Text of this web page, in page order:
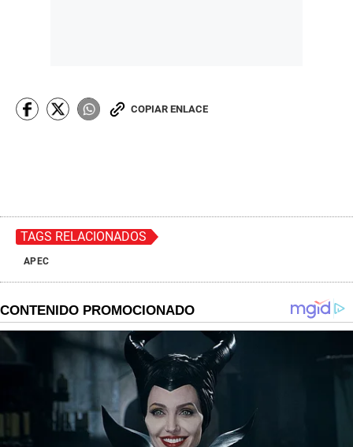
COPIAR ENLACE
TAGS RELACIONADOS
APEC